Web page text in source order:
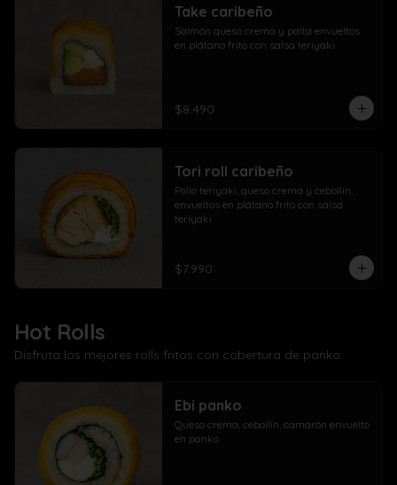
Take caribeño
Salmón queso crema y palta envueltos
en plátano frito con salsa teriyaki
$8.490
Tori roll caribeño
Pollo teriyaki, queso crema y cebollín,
envueltos en plátano frito con salsa
teriyaki
$7.990
Hot Rolls
Disfruta los mejores rolls fritos con cobertura de panko
Ebi panko
Queso crema, cebollín, camarón envuelto
en panko